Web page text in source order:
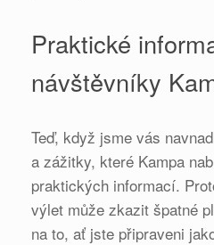
Praktické
návštěvníky
Teď, když jsme vás
a zážitky, které Kampa
praktických informací.
výlet může zkazit špatné
na to, ať jste připraveni